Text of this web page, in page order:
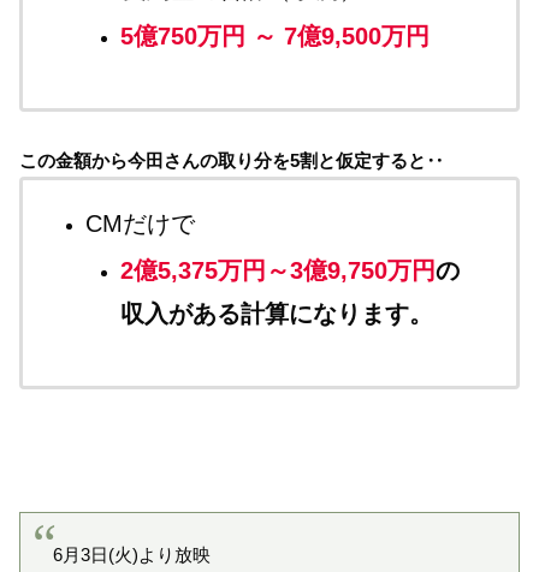
5億750万円 ～ 7億9,500万円
この金額から今田さんの取り分を5割と仮定すると‥
CMだけで
2億5,375万円～3億9,750万円の
収入がある計算になります。
6月3日(火)より放映